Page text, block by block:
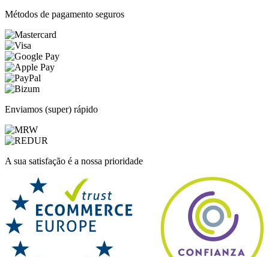
Métodos de pagamento seguros
Enviamos (super) rápido
A sua satisfação é a nossa prioridade